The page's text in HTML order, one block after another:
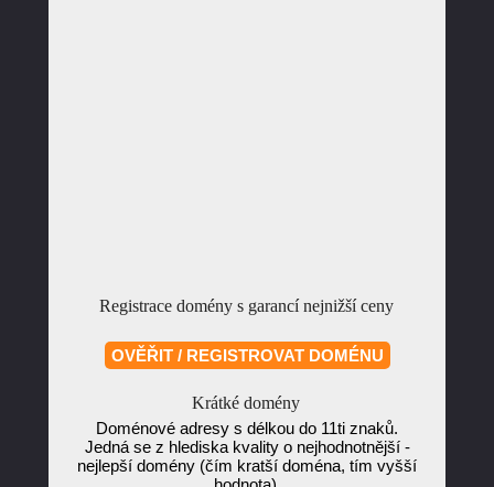
Registrace domény s garancí nejnižší ceny
Krátké domény
Doménové adresy s délkou do 11ti znaků.
Jedná se z hlediska kvality o nejhodnotnější -
nejlepší domény (čím kratší doména, tím vyšší